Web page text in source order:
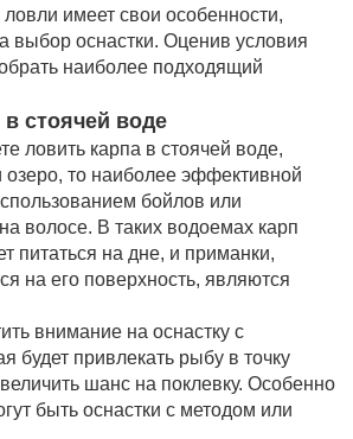
имеет свои особенности,
выбор оснастки. Оценив условия
наиболее подходящий
стоячей воде
ловить карпа в стоячей воде,
озеро, то наиболее эффективной
бойлов или
волосе. В таких водоемах карп
питаться на дне, и приманки,
на его поверхность, являются
внимание на оснастку с
будет привлекать рыбу в точку
шанс на поклевку. Особенно
быть оснастки с методом или